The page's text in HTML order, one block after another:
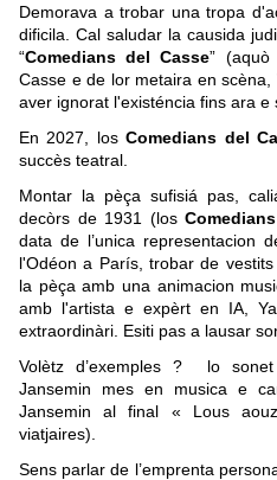
Demorava a trobar una tropa
dificila. Cal saludar la causida
“Comedians del Casse”
Casse e de lor metaira en scèna,
aver ignorat l'existéncia fins ara e
En 2027, losComedians del
succès teatral.
Montar la pèça sufisiá pas,
decòrs de 1931 (los
data de l’unica representacion
l'Odéon a París, trobar de
la pèça amb una animacion
amb l'artista e expèrt en IA,
extraordinàri. Esiti pas a lausar
Volètz d’exemples ? lo
Jansemin mes en musica e
Jansemin al final « Lous
viatjaires).
Sens parlar de l’emprenta